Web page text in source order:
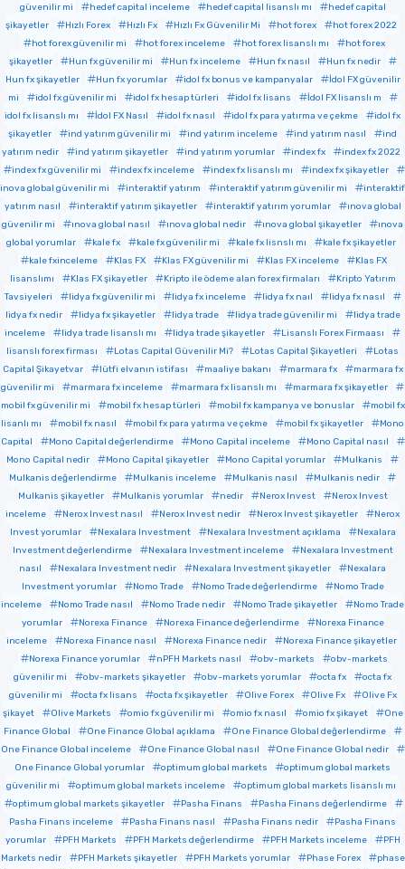
güvenilir mi
hedef capital inceleme hedef capital lisanslı mı
hedef capital
şikayetler
Hızlı Forex Hızlı Fx Hızlı Fx Güvenilir Mi hot forex
hot forex 2022
hot forex güvenilir mi
hot forex inceleme hot forex lisanslı mı
hot forex
şikayetler
Hun fx güvenilir mi Hun fx inceleme Hun fx nasıl
Hun fx nedir
Hun fx şikayetler
Hun fx yorumlar idol fx bonus ve kampanyalar
İdol FX güvenilir
mi
idol fx güvenilir mi idol fx hesap türleri idol fx lisans
İdol FX lisanslı m
idol fx lisanslı mı
İdol FX Nasıl idol fx nasıl idol fx para yatırma ve çekme
idol fx
şikayetler
ind yatırım güvenilir mi ind yatırım inceleme ind yatırım nasıl
ind
yatırım nedir
ind yatırım şikayetler ind yatırım yorumlar index fx
index fx 2022
index fx güvenilir mi
index fx inceleme index fx lisanslı mı
index fx şikayetler
inova global güvenilir mi
interaktif yatırım interaktif yatırım güvenilir mi
interaktif
yatırım nasıl
interaktif yatırım şikayetler interaktif yatırım yorumlar
ınova global
güvenilir mi
ınova global nasıl ınova global nedir ınova global şikayetler
ınova
global yorumlar
kale fx kale fx güvenilir mi kale fx lisnslı mı
kale fx şikayetler
kale fxinceleme
Klas FX Klas FX güvenilir mi Klas FX inceleme
Klas FX
lisanslımı
Klas FX şikayetler Kripto ile ödeme alan forex firmaları
Kripto Yatırım
Tavsiyeleri
lidya fx güvenilir mi lidya fx inceleme lidya fx naıl
lidya fx nasıl
lidya fx nedir
lidya fx şikayetler lidya trade lidya trade güvenilir mi
lidya trade
inceleme
lidya trade lisanslı mı lidya trade şikayetler
Lisanslı Forex Firmaası
lisanslı forex firması
Lotas Capital Güvenilir Mi? Lotas Capital Şikayetleri
Lotas
Capital Şikayetvar
lütfi elvanın istifası maaliye bakanı marmara fx
marmara fx
güvenilir mi
marmara fx inceleme marmara fx lisanslı mı
marmara fx şikayetler
mobil fx güvenilir mi
mobil fx hesap türleri mobil fx kampanya ve bonuslar
mobil fx
lisanlı mı
mobil fx nasıl mobil fx para yatırma ve çekme mobil fx şikayetler
Mono
Capital
Mono Capital değerlendirme Mono Capital inceleme
Mono Capital nasıl
Mono Capital nedir
Mono Capital şikayetler Mono Capital yorumlar
Mulkanis
Mulkanis değerlendirme
Mulkanis inceleme Mulkanis nasıl
Mulkanis nedir
Mulkanis şikayetler
Mulkanis yorumlar nedir Nerox Invest
Nerox Invest
inceleme
Nerox Invest nasıl Nerox Invest nedir Nerox Invest şikayetler
Nerox
Invest yorumlar
Nexalara Investment Nexalara Investment açıklama
Nexalara
Investment değerlendirme
Nexalara Investment inceleme
Nexalara Investment
nasıl
Nexalara Investment nedir Nexalara Investment şikayetler
Nexalara
Investment yorumlar
Nomo Trade Nomo Trade değerlendirme
Nomo Trade
inceleme
Nomo Trade nasıl Nomo Trade nedir Nomo Trade şikayetler
Nomo Trade
yorumlar
Norexa Finance Norexa Finance değerlendirme
Norexa Finance
inceleme
Norexa Finance nasıl Norexa Finance nedir
Norexa Finance şikayetler
Norexa Finance yorumlar
nPFH Markets nasıl obv-markets
obv-markets
güvenilir mi
obv-markets şikayetler obv-markets yorumlar octa fx
octa fx
güvenilir mi
octa fx lisans octa fx şikayetler Olive Forex Olive Fx
Olive Fx
şikayet
Olive Markets omio fx güvenilir mi omio fx nasıl omio fx şikayet
One
Finance Global
One Finance Global açıklama
One Finance Global değerlendirme
One Finance Global inceleme
One Finance Global nasıl
One Finance Global nedir
One Finance Global yorumlar
optimum global markets
optimum global markets
güvenilir mi
optimum global markets inceleme
optimum global markets lisanslı mı
optimum global markets şikayetler
Pasha Finans
Pasha Finans değerlendirme
Pasha Finans inceleme
Pasha Finans nasıl Pasha Finans nedir
Pasha Finans
yorumlar
PFH Markets PFH Markets değerlendirme PFH Markets inceleme
PFH
Markets nedir
PFH Markets şikayetler PFH Markets yorumlar Phase Forex
phase